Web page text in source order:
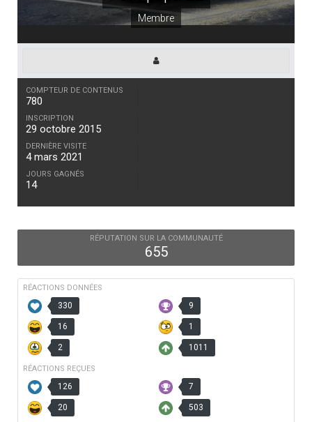
Membre
COMPTEUR DE CONTENUS
780
INSCRIPTION
29 octobre 2015
DERNIÈRE VISITE
4 mars 2021
JOURS GAGNÉS
14
RÉPUTATION SUR LA COMMUNAUTÉ
655
RÉACTIONS DONNÉES
330 9
16 1
2 1011
RÉACTIONS REÇUES
126 7
20 503